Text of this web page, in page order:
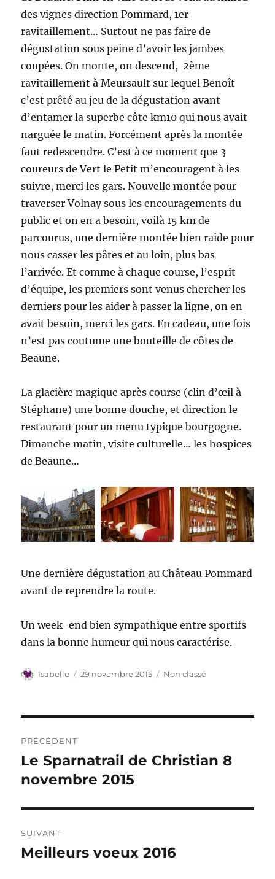
des vignes direction Pommard, 1er
ravitaillement… Surtout ne pas faire de
dégustation sous peine d’avoir les jambes
coupées. On monte, on descend, 2ème
ravitaillement à Meursault sur lequel Benoît
c’est prêté au jeu de la dégustation avant
d’entamer la superbe côte km10 qui nous avait
narguée le matin. Forcément après la montée
faut redescendre. C’est à ce moment que 3
coureurs de Vert le Petit m’encouragent à les
suivre, merci les gars. Nouvelle montée pour
traverser Volnay sous les encouragements du
public et on en a besoin, voilà 15 km de
parcourus, une dernière montée bien raide pour
nous casser les pâtes et au loin, plus bas
l’arrivée. Et comme à chaque course, l’esprit
d’équipe, les premiers sont venus chercher les
derniers pour les aider à passer la ligne, on en
avait besoin, merci les gars. En cadeau, une fois
n’est pas coutume une bouteille de côtes de
Beaune.
La glacière magique après course (clin d’œil à
Stéphane) une bonne douche, et direction le
restaurant pour un menu typique bourgogne.
Dimanche matin, visite culturelle… les hospices
de Beaune…
Une dernière dégustation au Château Pommard
avant de reprendre la route.
Un week-end bien sympathique entre sportifs
dans la bonne humeur qui nous caractérise.
Auteur
Isabelle
Publié
29 novembre 2015 Catégories
Non classé
de
l’article
PRÉCÉDENT
Publication
précédente :
Le Sparnatrail de Christian 8
novembre 2015
SUIVANT
Publication
Meilleurs voeux 2016